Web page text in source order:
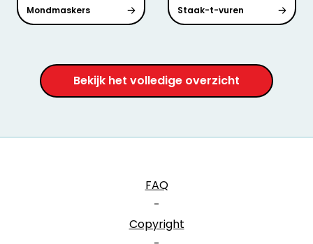
Mondmaskers Staak-t-vuren
Bekijk het volledige overzicht
FAQ
-
Copyright